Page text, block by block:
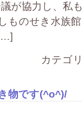
が協力し、私
ものせき水族
カテゴ
物です(^o^)/